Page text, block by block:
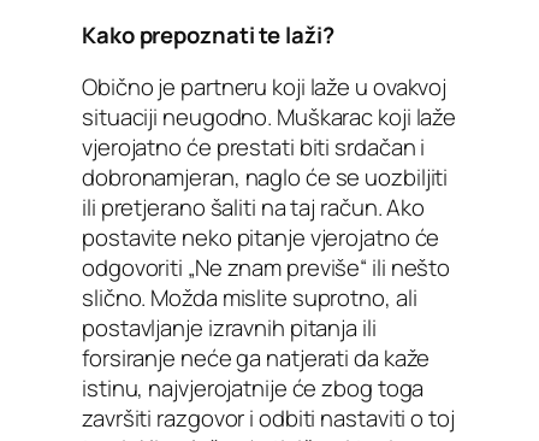
Kako prepoznati te laži?
Obično je partneru koji laže u ovakvoj
situaciji neugodno. Muškarac koji laže
vjerojatno će prestati biti srdačan i
dobronamjeran, naglo će se uozbiljiti
ili pretjerano šaliti na taj račun. Ako
postavite neko pitanje vjerojatno će
odgovoriti „Ne znam previše“ ili nešto
slično. Možda mislite suprotno, ali
postavljanje izravnih pitanja ili
forsiranje neće ga natjerati da kaže
istinu, najvjerojatnije će zbog toga
završiti razgovor i odbiti nastaviti o toj